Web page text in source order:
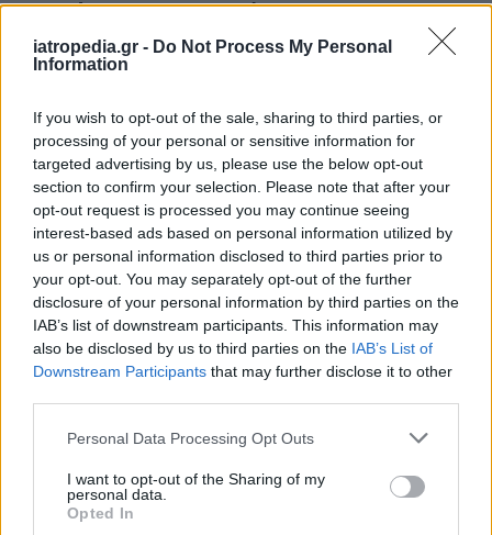
iatropedia.gr - Do Not Process My Personal
Information
If you wish to opt-out of the sale, sharing to third parties, or
processing of your personal or sensitive information for
targeted advertising by us, please use the below opt-out
section to confirm your selection. Please note that after your
opt-out request is processed you may continue seeing
interest-based ads based on personal information utilized by
us or personal information disclosed to third parties prior to
your opt-out. You may separately opt-out of the further
disclosure of your personal information by third parties on the
IAB’s list of downstream participants. This information may
also be disclosed by us to third parties on the IAB’s List of
Downstream Participants that may further disclose it to other
Personal Data Processing Opt Outs
I want to opt-out of the Sharing of my
personal data.
Opted In
7. Λιγότερη φλεγμονή
Η φλεγμονή είναι μια φυσιολογική ανοσολογική
συμβάλει σε ασθένειες όπως ο καρκίνος, ο
διαβήτης και οι καρδιακές παθήσεις.
Όπως αναφέρθηκε παραπάνω, τα λαχανάκια
Βρυξελλών είναιπλούσια σε αντιοξειδωτικά
Αυτά συμβάλλουν στηνεξουδετέρωση των
ελεύθερων ριζώνπου μπορούν να προάγουν τη
φλεγμονή.
Μια διατροφή πλούσια σε σταυρανθή λαχανικά,
όπως τα λαχανάκια Βρυξελλών, μπορεί να
8. Υψηλή περιεκτικότητα σε βιταμίνη C
½ φλιτζάνι